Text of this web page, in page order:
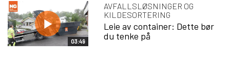
03:49
AVFALLSLØSNINGER OG
KILDESORTERING
Leie av container: Dette bør
du tenke på